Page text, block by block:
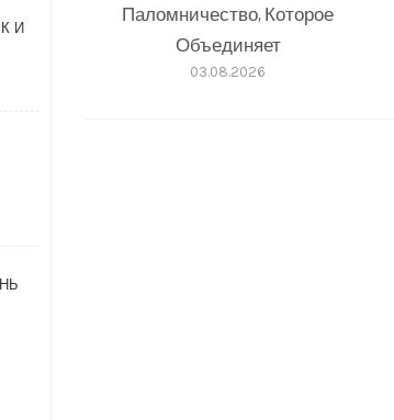
Паломничество, Которое
Объединяет
03.08.2026
ПРЕСТОЛЬНЫЙ